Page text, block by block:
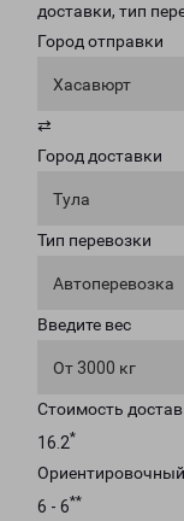
доставки, тип
Город отправки
Хасавюрт
⇄
Город доставки
Тула
Тип перевозки
Автоперевозка
Введите вес
От 3000 кг
Стоимость
16.2*
6 - 6**